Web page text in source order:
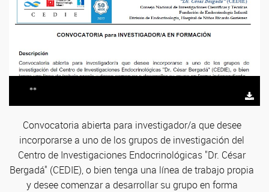
**
Convocatoria abierta para investigador/a que desee
incorporarse a uno de los grupos de investigación del
Centro de Investigaciones Endocrinológicas "Dr. César
Bergadá" (CEDIE), o bien tenga una línea de trabajo propia
y desee comenzar a desarrollar su grupo en forma